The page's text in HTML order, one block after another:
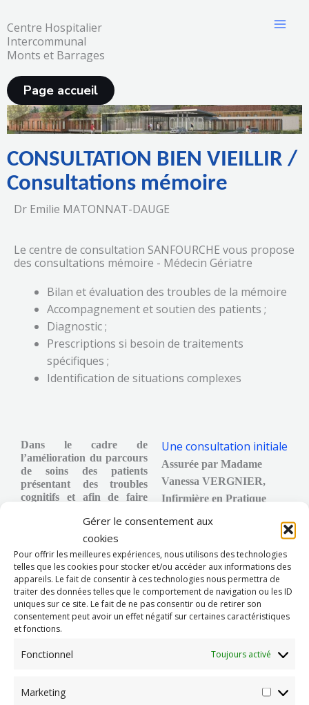
Gérer le consentement aux
cookies
Pour offrir les meilleures expériences, nous utilisons des technologies
telles que les cookies pour stocker et/ou accéder aux informations des
appareils. Le fait de consentir à ces technologies nous permettra de
traiter des données telles que le comportement de navigation ou les ID
uniques sur ce site. Le fait de ne pas consentir ou de retirer son
consentement peut avoir un effet négatif sur certaines caractéristiques
et fonctions.
Fonctionnel Toujours activé
Marketing
au
contenu
Centre Hospitalier
Intercommunal
Monts et Barrages
Page accueil
CONSULTATION BIEN VIEILLIR /
Consultations mémoire
Dr Emilie MATONNAT-DAUGE
Le centre de consultation SANFOURCHE vous propose
des consultations mémoire - Médecin Gériatre
Bilan et évaluation des troubles de la mémoire
Accompagnement et soutien des patients ;
Diagnostic ;
Prescriptions si besoin de traitements
spécifiques ;
Identification de situations complexes
Dans le cadre de
l’amélioration du parcours
de soins des patients
présentant des troubles
cognitifs et afin de faire
croissante, nous mettons en
place en collaboration avec
le médecin gériatre :
Une consultation initiale
Assurée par Madame
Vanessa VERGNIER,
Infirmière en Pratique
Avancée (IPA) qui a pour
De réaliser une
première évaluation
clinique et cognitive
structurée,
D’identifier
situations nécessitant